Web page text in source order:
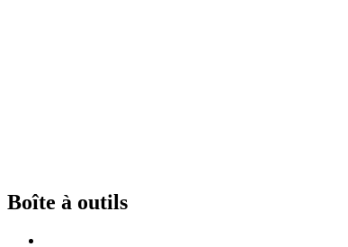
Boîte à outils